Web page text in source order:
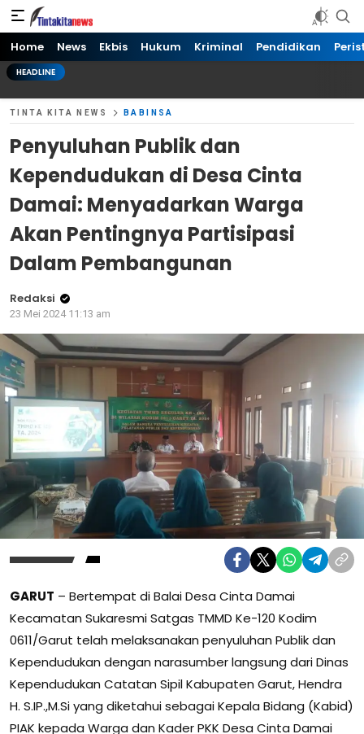
Tinta kita News
Informasi Terkini
Home News Ekbis Hukum Kriminal Pendidikan
HEADLINE
TINTA KITA NEWS BABINSA
Penyuluhan Publik dan
Kependudukan di Desa Cinta
Damai: Menyadarkan Warga
Akan Pentingnya Partisipasi
Dalam Pembangunan
Redaksi
23 Mei 2024 11:13 am
GARUT – Bertempat di Balai Desa Cinta Damai
Kecamatan Sukaresmi Satgas TMMD Ke-120 Kodim
0611/Garut telah melaksanakan penyuluhan Publik dan
Kependudukan dengan narasumber langsung dari Dinas
Kependudukan Catatan Sipil Kabupaten Garut, Hendra
H. S.IP.,M.Si yang diketahui sebagai Kepala Bidang (Kabid)
PIAK kepada Warga dan Kader PKK Desa Cinta Damai